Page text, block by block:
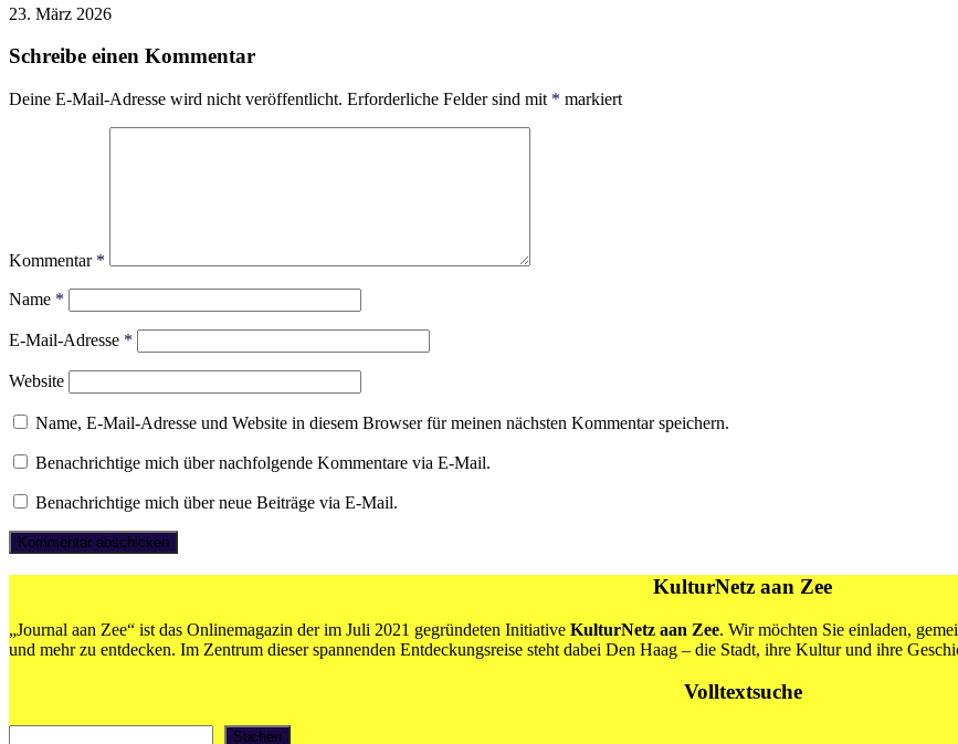
23. März 2026
Schreibe einen Kommentar
Deine E-Mail-Adresse wird nicht veröffentlicht. Erforderliche Felder sind mit * markiert
Kommentar *
Name *
E-Mail-Adresse *
Website
Name, E-Mail-Adresse und Website in diesem Browser für meinen nächsten Kommentar speichern.
Benachrichtige mich über nachfolgende Kommentare via E-Mail.
Benachrichtige mich über neue Beiträge via E-Mail.
KulturNetz aan Zee
„Journal aan Zee“ ist das Onlinemagazin der im Juli 2021 gegründeten Initiative KulturNetz aan Zee. Wir möchten Sie einladen,
und mehr zu entdecken. Im Zentrum dieser spannenden Entdeckungsreise steht dabei Den Haag – die Stadt, ihre Kultur und ihre
Volltextsuche
Suchen